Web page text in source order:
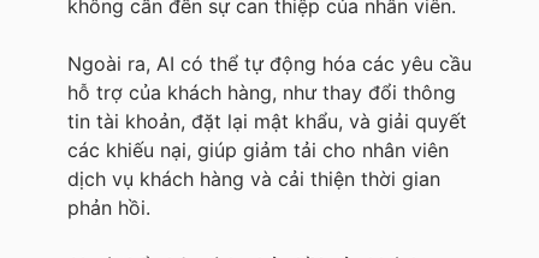
không cần đến sự can thiệp của nhân viên.
Ngoài ra, AI có thể tự động hóa các yêu cầu
hỗ trợ của khách hàng, như thay đổi thông
tin tài khoản, đặt lại mật khẩu, và giải quyết
các khiếu nại, giúp giảm tải cho nhân viên
dịch vụ khách hàng và cải thiện thời gian
phản hồi.